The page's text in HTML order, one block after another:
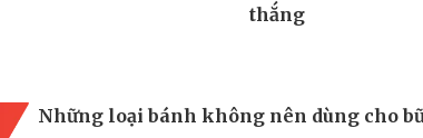
Những loại bánh không nên dùng cho